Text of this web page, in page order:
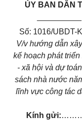
ỦY BAN DÂN
Số: 1016/UBDT-
V/v hướng dẫn
kế hoạch phát triển
- xã hội và dự
sách nhà nước
lĩnh vực công tác
Kính gửi: